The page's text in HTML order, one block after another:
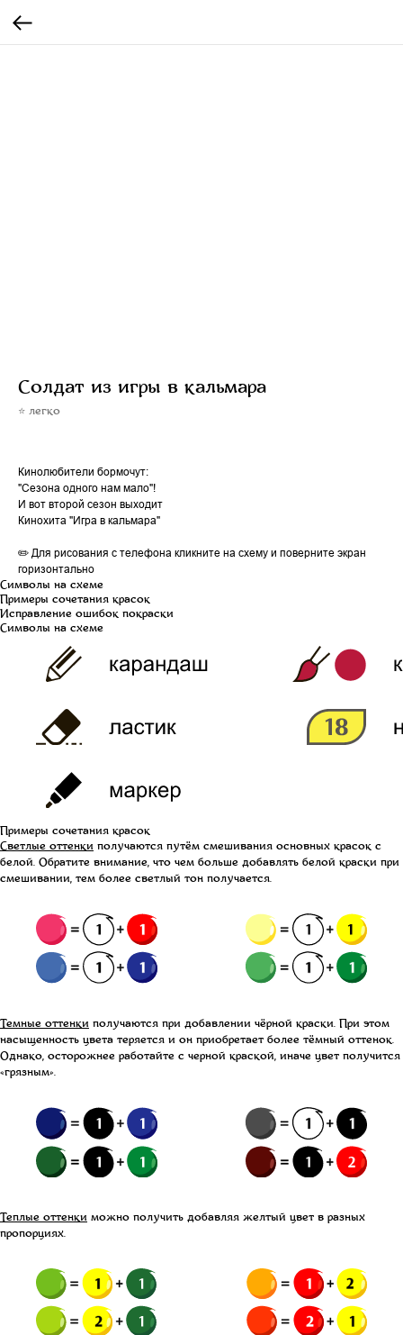
Солдат из игры в кальмара
⭐ легко
Кинолюбители бормочут:
"Сезона одного нам мало"!
И вот второй сезон выходит
Кинохита "Игра в кальмара"
✏️ Для рисования с телефона кликните на схему и поверните экран
горизонтально
Символы на схеме
Примеры сочетания красок
Исправление ошибок покраски
Символы на схеме
Примеры сочетания красок
Светлые оттенки получаются путём смешивания основных красок с
белой. Обратите внимание, что чем больше добавлять белой краски при
смешивании, тем более светлый тон получается.
Темные оттенки получаются при добавлении чёрной краски. При этом
насыщенность цвета теряется и он приобретает более тёмный оттенок.
Однако, осторожнее работайте с черной краской, иначе цвет получится
«грязным».
Теплые оттенки можно получить добавляя желтый цвет в разных
пропорциях.